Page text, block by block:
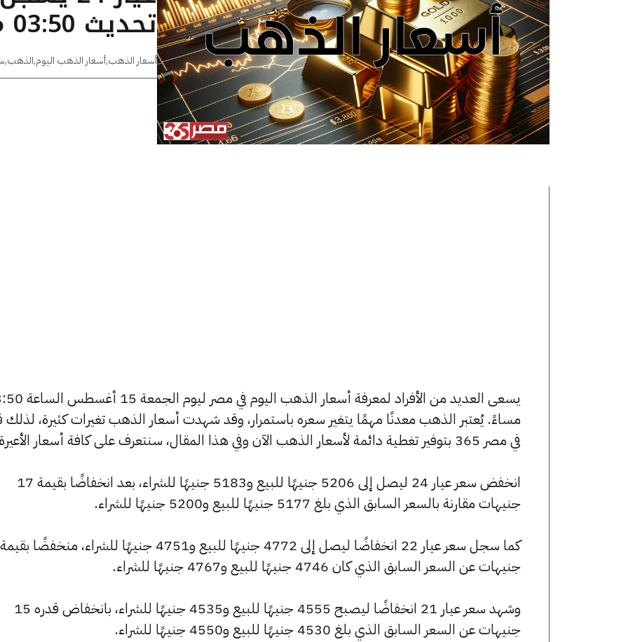
تحديث 03:50 مساءًا
أسعار الذهب,أسعار الذهب اليوم,الذهب,
يسعى العديد من الأفراد لمعرفة أسعار الذهب اليوم في مصر
مساءً. يُعتبر الذهب معدنًا مهمًا يتغير سعره باستمرار، وقد شهدت أسعار الذهب تغيرات كثيرة، لذلك
في مصر 365 بتوفير تغطية دائمة لأسعار الذهب الآن وفي هذا المقال، سنتعرف على كافة أسعار الأعيرة.
انخفض سعر عيار 24 ليصل إلى 5206 جنيهًا للبيع و5183 جنيهًا للشراء، بعد انخفاضًا بقيمة 17
جنيهات مقارنة بالسعر السابق الذي بلغ 5177 جنيهًا للبيع و5200 جنيهًا للشراء.
جنيهات عن السعر السابق الذي كان 4746 جنيهًا للبيع و4767 جنيهًا للشراء.
وشهد سعر عيار 21 انخفاضًا ليصبح 4555 جنيهًا للبيع و4535 جنيهًا للشراء، بانخفاض قدره 15
جنيهات عن السعر السابق الذي بلغ 4530 جنيهًا للبيع و4550 جنيهًا للشراء.